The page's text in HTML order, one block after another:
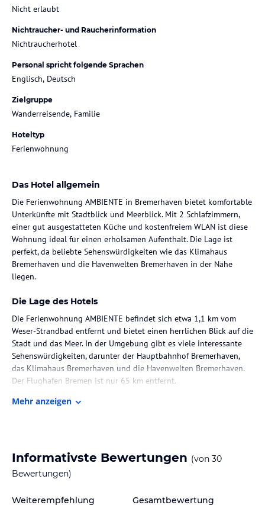
Nicht erlaubt
Nichtraucher- und Raucherinformation
Nichtraucherhotel
Personal spricht folgende Sprachen
Englisch, Deutsch
Zielgruppe
Wanderreisende, Familie
Hoteltyp
Ferienwohnung
Das Hotel allgemein
Die Ferienwohnung AMBIENTE in Bremerhaven bietet komfortable
Unterkünfte mit Stadtblick und Meerblick. Mit 2 Schlafzimmern,
einer gut ausgestatteten Küche und kostenfreiem WLAN ist diese
Wohnung ideal für einen erholsamen Aufenthalt. Die Lage ist
perfekt, da beliebte Sehenswürdigkeiten wie das Klimahaus
Bremerhaven und die Havenwelten Bremerhaven in der Nähe
liegen.
Die Lage des Hotels
Die Ferienwohnung AMBIENTE befindet sich etwa 1,1 km vom
Weser-Strandbad entfernt und bietet einen herrlichen Blick auf die
Stadt und das Meer. In der Umgebung gibt es viele interessante
Sehenswürdigkeiten, darunter der Hauptbahnhof Bremerhaven,
das Klimahaus Bremerhaven und die Havenwelten Bremerhaven.
Der Flughafen Bremen ist nur 65 km entfernt.
Zimmer / Unterbringung im Hotel
Apartment stehen Handtücher und Bettwäsche zur Verfügung. Der
Balkon bietet einen wunderschönen Meerblick und das
Mehr anzeigen
Informativste Bewertungen (von 30
Bewertungen)
Weiterempfehlung Gesamtbewertung